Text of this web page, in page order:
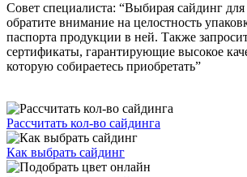
Совет специалиста: “Выбирая сайдинг
обратите внимание на целостность
паспорта продукции в ней. Также
сертификаты, гарантирующие высокое
которую собираетесь приобретать”
Рассчитать кол-во сайдинга
Как выбрать сайдинг